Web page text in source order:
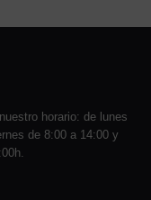
horario: de lunes
de 8:00 a 14:00 y